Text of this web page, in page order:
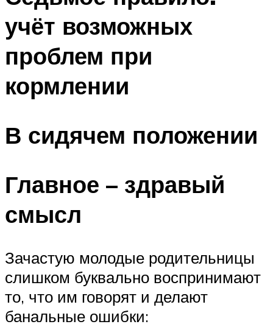
учёт возможных
проблем при
кормлении
В сидячем положении
Главное – здравый
смысл
Зачастую молодые родительницы
слишком буквально воспринимают
то, что им говорят и делают
банальные ошибки: